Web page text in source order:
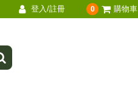
登入/註冊 0 購物車